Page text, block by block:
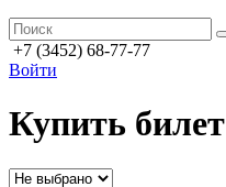
+7 (3452) 68-77-77
Войти
Купить билет